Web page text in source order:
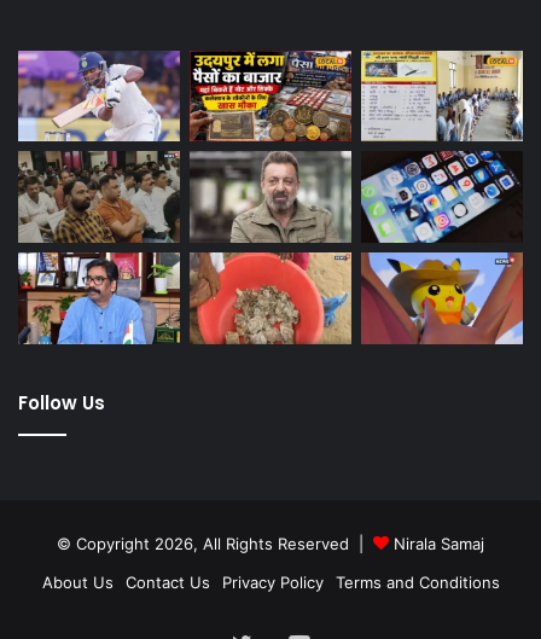
Follow Us
© Copyright 2026, All Rights Reserved |
Nirala Samaj
About Us
Contact Us Privacy Policy Terms and Conditions